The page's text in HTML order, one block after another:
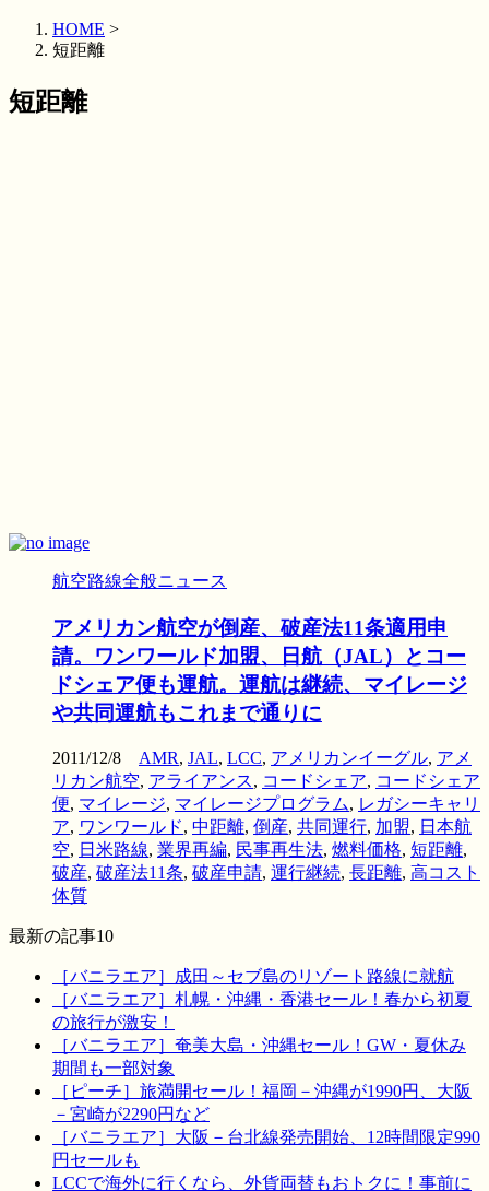
HOME >
短距離
短距離
航空路線全般ニュース
アメリカン航空が倒産、破産法11条適用申
請。ワンワールド加盟、日航（JAL）とコー
ドシェア便も運航。運航は継続、マイレージ
や共同運航もこれまで通りに
2011/12/8 AMR, JAL, LCC, アメリカンイーグル, アメ
リカン航空, アライアンス, コードシェア, コードシェア
便, マイレージ, マイレージプログラム, レガシーキャリ
ア, ワンワールド, 中距離, 倒産, 共同運行, 加盟, 日本航
空, 日米路線, 業界再編, 民事再生法, 燃料価格, 短距離,
破産, 破産法11条, 破産申請, 運行継続, 長距離, 高コスト
体質
最新の記事10
［バニラエア］成田～セブ島のリゾート路線に就航
［バニラエア］札幌・沖縄・香港セール！春から初夏
の旅行が激安！
［バニラエア］奄美大島・沖縄セール！GW・夏休み
期間も一部対象
［ピーチ］旅満開セール！福岡－沖縄が1990円、大阪
－宮崎が2290円など
［バニラエア］大阪－台北線発売開始、12時間限定990
円セールも
LCCで海外に行くなら、外貨両替もおトクに！事前に